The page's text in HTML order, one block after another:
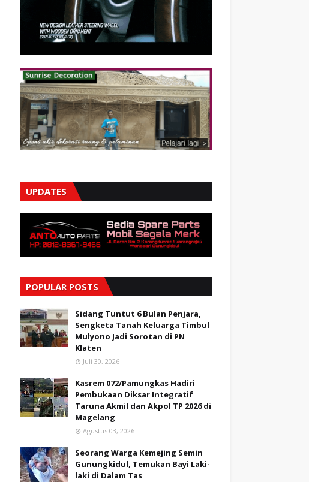
UPDATES
POPULAR POSTS
Sidang Tuntut 6 Bulan Penjara,
Sengketa Tanah Keluarga Timbul
Mulyono Jadi Sorotan di PN
Klaten
Juli 30, 2026
Kasrem 072/Pamungkas Hadiri
Pembukaan Diksar Integratif
Taruna Akmil dan Akpol TP 2026 di
Magelang
Agustus 03, 2026
Seorang Warga Kemejing Semin
Gunungkidul, Temukan Bayi Laki-
laki di Dalam Tas